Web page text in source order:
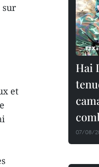
sur
et
Hai
07/08/